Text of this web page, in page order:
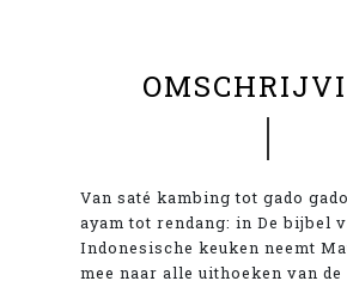
Van saté kambing tot gado
ayam tot rendang: in De bijbel
Indonesische keuken neemt
mee naar alle uithoeken van de